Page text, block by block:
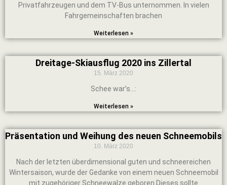
Privatfahrzeugen und dem TV-Bus unternommen. In vielen
Fahrgemeinschaften brachen
Weiterlesen »
Dreitage-Skiausflug 2020 ins Zillertal
15. März 2020
Schee war’s…:
Weiterlesen »
Präsentation und Weihung des neuen Schneemobils
10. März 2020
Nach der letzten überdimensional guten und schneereichen
Wintersaison, wurde der Gedanke von einem neuen Schneemobil
mit zugehöriger Schneewalze geboren.Dieses sollte